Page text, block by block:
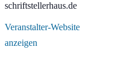
schriftstellerhaus.de
Veranstalter-Website
anzeigen